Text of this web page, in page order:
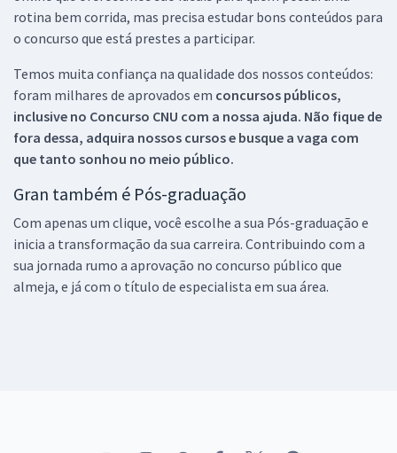
rotina bem corrida, mas precisa estudar bons conteúdos para
o concurso que está prestes a participar.
Temos muita confiança na qualidade dos nossos conteúdos:
foram milhares de aprovados em concursos públicos,
inclusive no Concurso CNU com a nossa ajuda. Não fique de
fora dessa, adquira nossos cursos e busque a vaga com
que tanto sonhou no meio público.
Gran também é Pós-graduação
Com apenas um clique, você escolhe a sua Pós-graduação e
inicia a transformação da sua carreira. Contribuindo com a
sua jornada rumo a aprovação no concurso público que
almeja, e já com o título de especialista em sua área.